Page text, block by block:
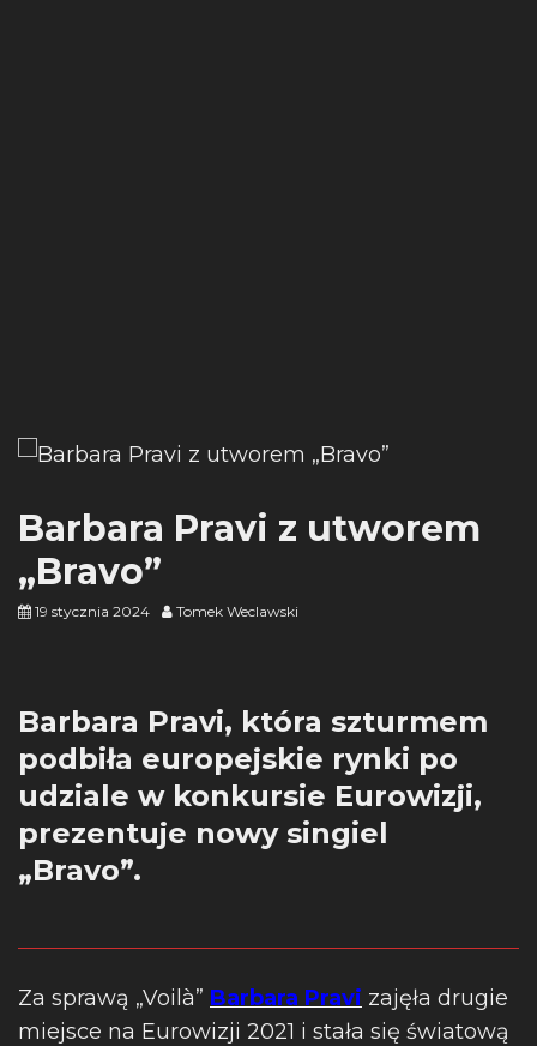
Barbara Pravi z utworem
„Bravo”
19 stycznia 2024 Tomek Weclawski
Barbara Pravi, która szturmem
podbiła europejskie rynki po
udziale w konkursie Eurowizji,
prezentuje nowy singiel
„Bravo”.
Za sprawą „Voilà” Barbara Pravi zajęła drugie
miejsce na Eurowizji 2021 i stała się światową